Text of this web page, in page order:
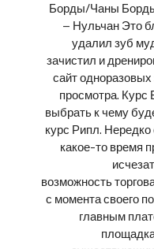
Борды/Чаны
– Нульчан Это
удалил зуб
зачистил и
сайт
просмотра.
выбрать к чему
курс Рипл.
какое-то время
возможность
с момента своего
главным